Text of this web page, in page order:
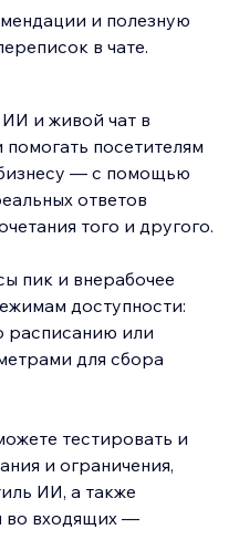
и полезную
в чате.
и живой чат в
посетителям
— с помощью
ответов
того и другого.
пик и внерабочее
доступности:
расписанию или
для сбора
тестировать и
и ограничения,
ИИ, а также
во входящих —